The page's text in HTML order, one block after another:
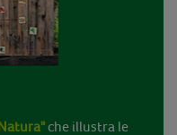
che illustra le